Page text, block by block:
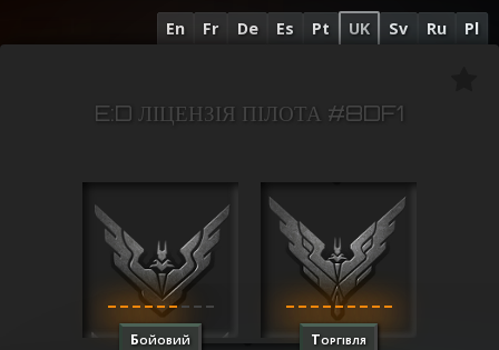
En Fr De Es Pt UK Sv Ru Pl
E:D ЛІЦЕНЗІЯ ПІЛОТА #8DF1
Бойовий Торгівля